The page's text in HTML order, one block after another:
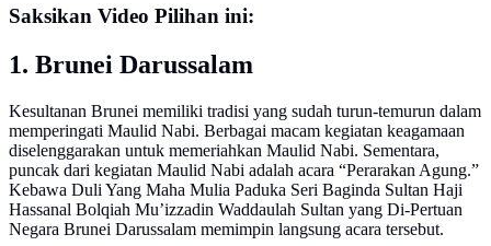
Saksikan Video Pilihan ini:
1. Brunei Darussalam
Kesultanan Brunei memiliki tradisi yang sudah turun-temurun dalam
memperingati Maulid Nabi. Berbagai macam kegiatan keagamaan
diselenggarakan untuk memeriahkan Maulid Nabi. Sementara,
puncak dari kegiatan Maulid Nabi adalah acara “Perarakan Agung.”
Kebawa Duli Yang Maha Mulia Paduka Seri Baginda Sultan Haji
Hassanal Bolqiah Mu’izzadin Waddaulah Sultan yang Di-Pertuan
Negara Brunei Darussalam memimpin langsung acara tersebut.